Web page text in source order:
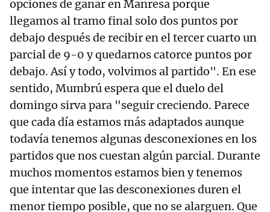
opciones de ganar en Manresa porque
llegamos al tramo final solo dos puntos por
debajo después de recibir en el tercer cuarto un
parcial de 9-0 y quedarnos catorce puntos por
debajo. Así y todo, volvimos al partido". En ese
sentido, Mumbrú espera que el duelo del
domingo sirva para "seguir creciendo. Parece
que cada día estamos más adaptados aunque
todavía tenemos algunas desconexiones en los
partidos que nos cuestan algún parcial. Durante
muchos momentos estamos bien y tenemos
que intentar que las desconexiones duren el
menor tiempo posible, que no se alarguen. Que